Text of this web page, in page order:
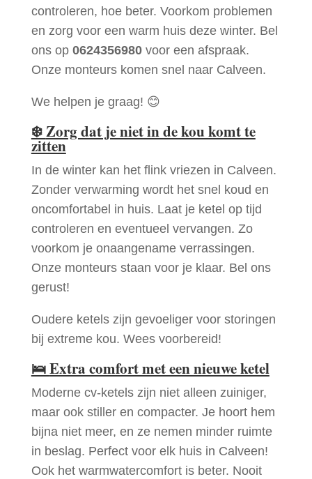
controleren, hoe beter. Voorkom problemen
en zorg voor een warm huis deze winter. Bel
ons op 0624356980voor een afspraak.
Onze monteurs komen snel naar Calveen.
We helpen je graag! 😊
❄️Zorg dat je niet in de kou komt te
zitten
In de winter kan het flink vriezen in Calveen.
Zonder verwarming wordt het snel koud en
oncomfortabel in huis. Laat je ketel op tijd
controleren en eventueel vervangen. Zo
voorkom je onaangename verrassingen.
Onze monteurs staan voor je klaar. Bel ons
gerust!
Oudere ketels zijn gevoeliger voor storingen
bij extreme kou. Wees voorbereid!
🛌Extra comfort met een nieuwe ketel
Moderne cv-ketels zijn niet alleen zuiniger,
maar ook stiller en compacter. Je hoort hem
bijna niet meer, en ze nemen minder ruimte
in beslag. Perfect voor elk huis in Calveen!
Ook het warmwatercomfort is beter. Nooit